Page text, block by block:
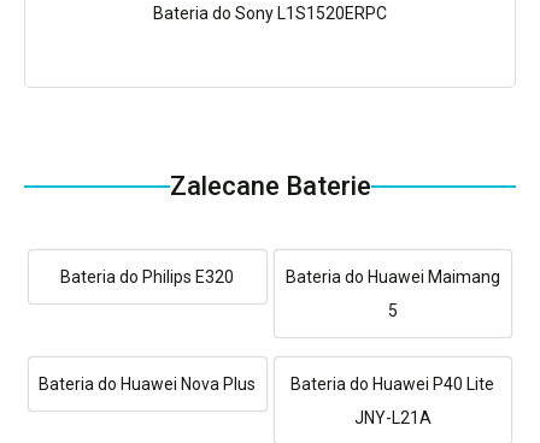
Bateria do Sony L1S1520ERPC
Zalecane Baterie
Bateria do Philips E320
Bateria do Huawei Maimang
5
Bateria do Huawei Nova Plus
Bateria do Huawei P40 Lite
JNY-L21A